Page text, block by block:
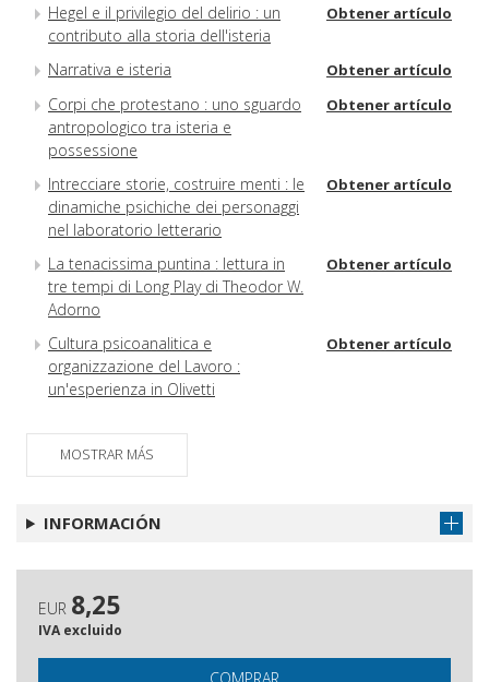
Hegel e il privilegio del delirio : un
contributo alla storia dell'isteria
Obtener artículo
Narrativa e isteria Obtener artículo
Corpi che protestano : uno sguardo
antropologico tra isteria e
possessione
Obtener artículo
Intrecciare storie, costruire menti : le
dinamiche psichiche dei personaggi
nel laboratorio letterario
Obtener artículo
La tenacissima puntina : lettura in
tre tempi di Long Play di Theodor W.
Adorno
Obtener artículo
Cultura psicoanalitica e
organizzazione del Lavoro :
un'esperienza in Olivetti
Obtener artículo
MOSTRAR MÁS
INFORMACIÓN
EUR 8,25
IVA excluido
COMPRAR